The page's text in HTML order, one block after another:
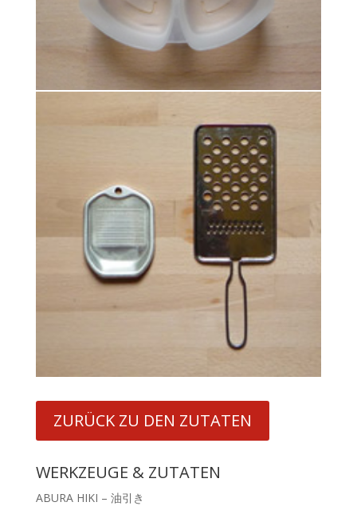
ZURÜCK ZU DEN ZUTATEN
WERKZEUGE & ZUTATEN
ABURA HIKI – 油引き